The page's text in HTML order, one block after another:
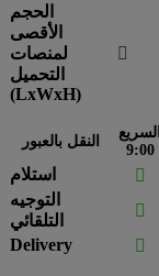
الحجم
الأقصى
لمنصات
التحميل
(LxWxH)

النقل بالعبور
السريع
9:00
استلام 
التوجيه
التلقائي

Delivery
